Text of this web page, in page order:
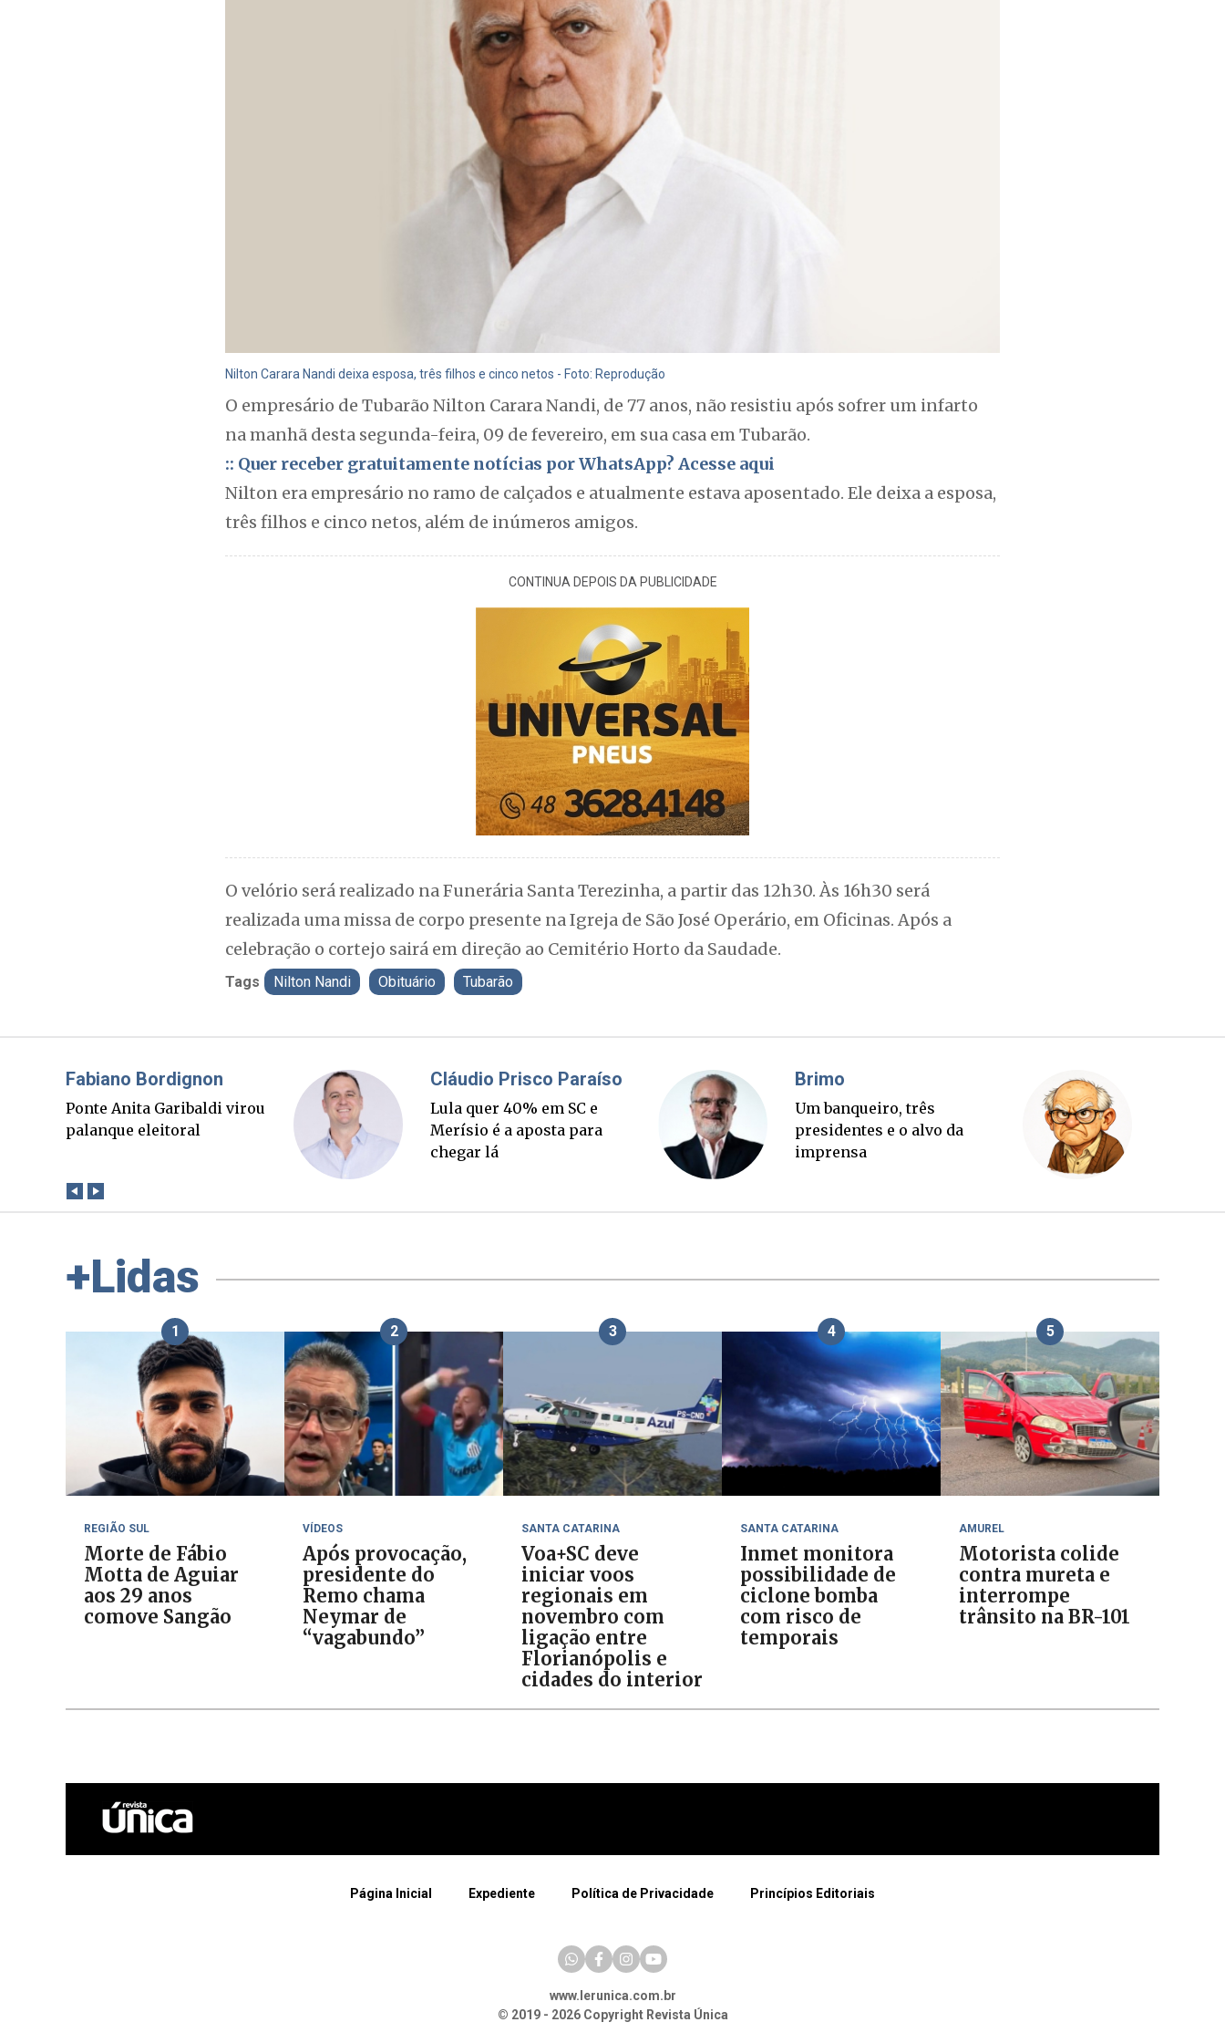
Nilton Carara Nandi deixa esposa, três filhos e cinco netos - Foto: Reprodução
O empresário de Tubarão Nilton Carara Nandi, de 77 anos, não resistiu após sofrer um infarto
na manhã desta segunda-feira, 09 de fevereiro, em sua casa em Tubarão.
:: Quer receber gratuitamente notícias por WhatsApp? Acesse aqui
Nilton era empresário no ramo de calçados e atualmente estava aposentado. Ele deixa a esposa,
três filhos e cinco netos, além de inúmeros amigos.
CONTINUA DEPOIS DA PUBLICIDADE
O velório será realizado na Funerária Santa Terezinha, a partir das 12h30. Às 16h30 será
realizada uma missa de corpo presente na Igreja de São José Operário, em Oficinas. Após a
celebração o cortejo sairá em direção ao Cemitério Horto da Saudade.
Tags Nilton Nandi Obituário Tubarão
Misael Elias
O Boato corre mais rápido
que a verdade. Mas quem
Fabiano Bordignon
Ponte Anita Garibaldi virou
palanque eleitoral
Cláudio Prisco Paraíso
Lula quer 40% em SC e
Merísio é a aposta para
+Lidas
1
REGIÃO SUL
Morte de Fábio
Motta de Aguiar
aos 29 anos
comove Sangão
2
VÍDEOS
Após provocação,
presidente do
Remo chama
Neymar de
“vagabundo”
3
SANTA CATARINA
Voa+SC deve
iniciar voos
regionais em
novembro com
ligação entre
Florianópolis e
cidades do interior
4
SANTA CATARINA
Inmet monitora
possibilidade de
ciclone bomba
com risco de
temporais
5
AMUREL
Motorista colide
contra mureta e
interrompe
trânsito na BR-101
Página Inicial Expediente Política de Privacidade Princípios Editoriais
www.lerunica.com.br
© 2019 - 2026 Copyright Revista Única